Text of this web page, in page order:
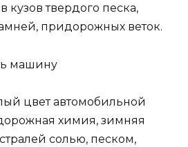
кузов твердого песка,
придорожных веток.
цвет автомобильной
химия, зимняя
солью, песком,